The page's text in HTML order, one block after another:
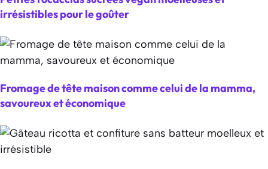
irrésistibles pour le goûter
Fromage de tête maison comme celui de la mamma,
savoureux et économique